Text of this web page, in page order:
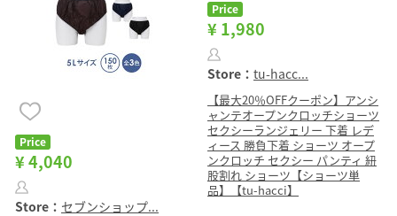
Price
¥ 4,040
Store： セブンショップ...
Price
¥ 1,980
Store： tu-hacc...
【最大20％OFFクーポン】アンシ
ャンテオープンクロッチショーツ
セクシーランジェリー 下着 レデ
ィース 勝負下着 ショーツ オープ
ンクロッチ セクシー パンティ 紐
股割れ ショーツ【ショーツ単
品】【tu-hacci】